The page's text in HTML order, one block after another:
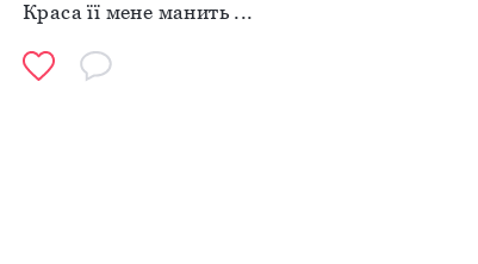
Краса її мене манить ...